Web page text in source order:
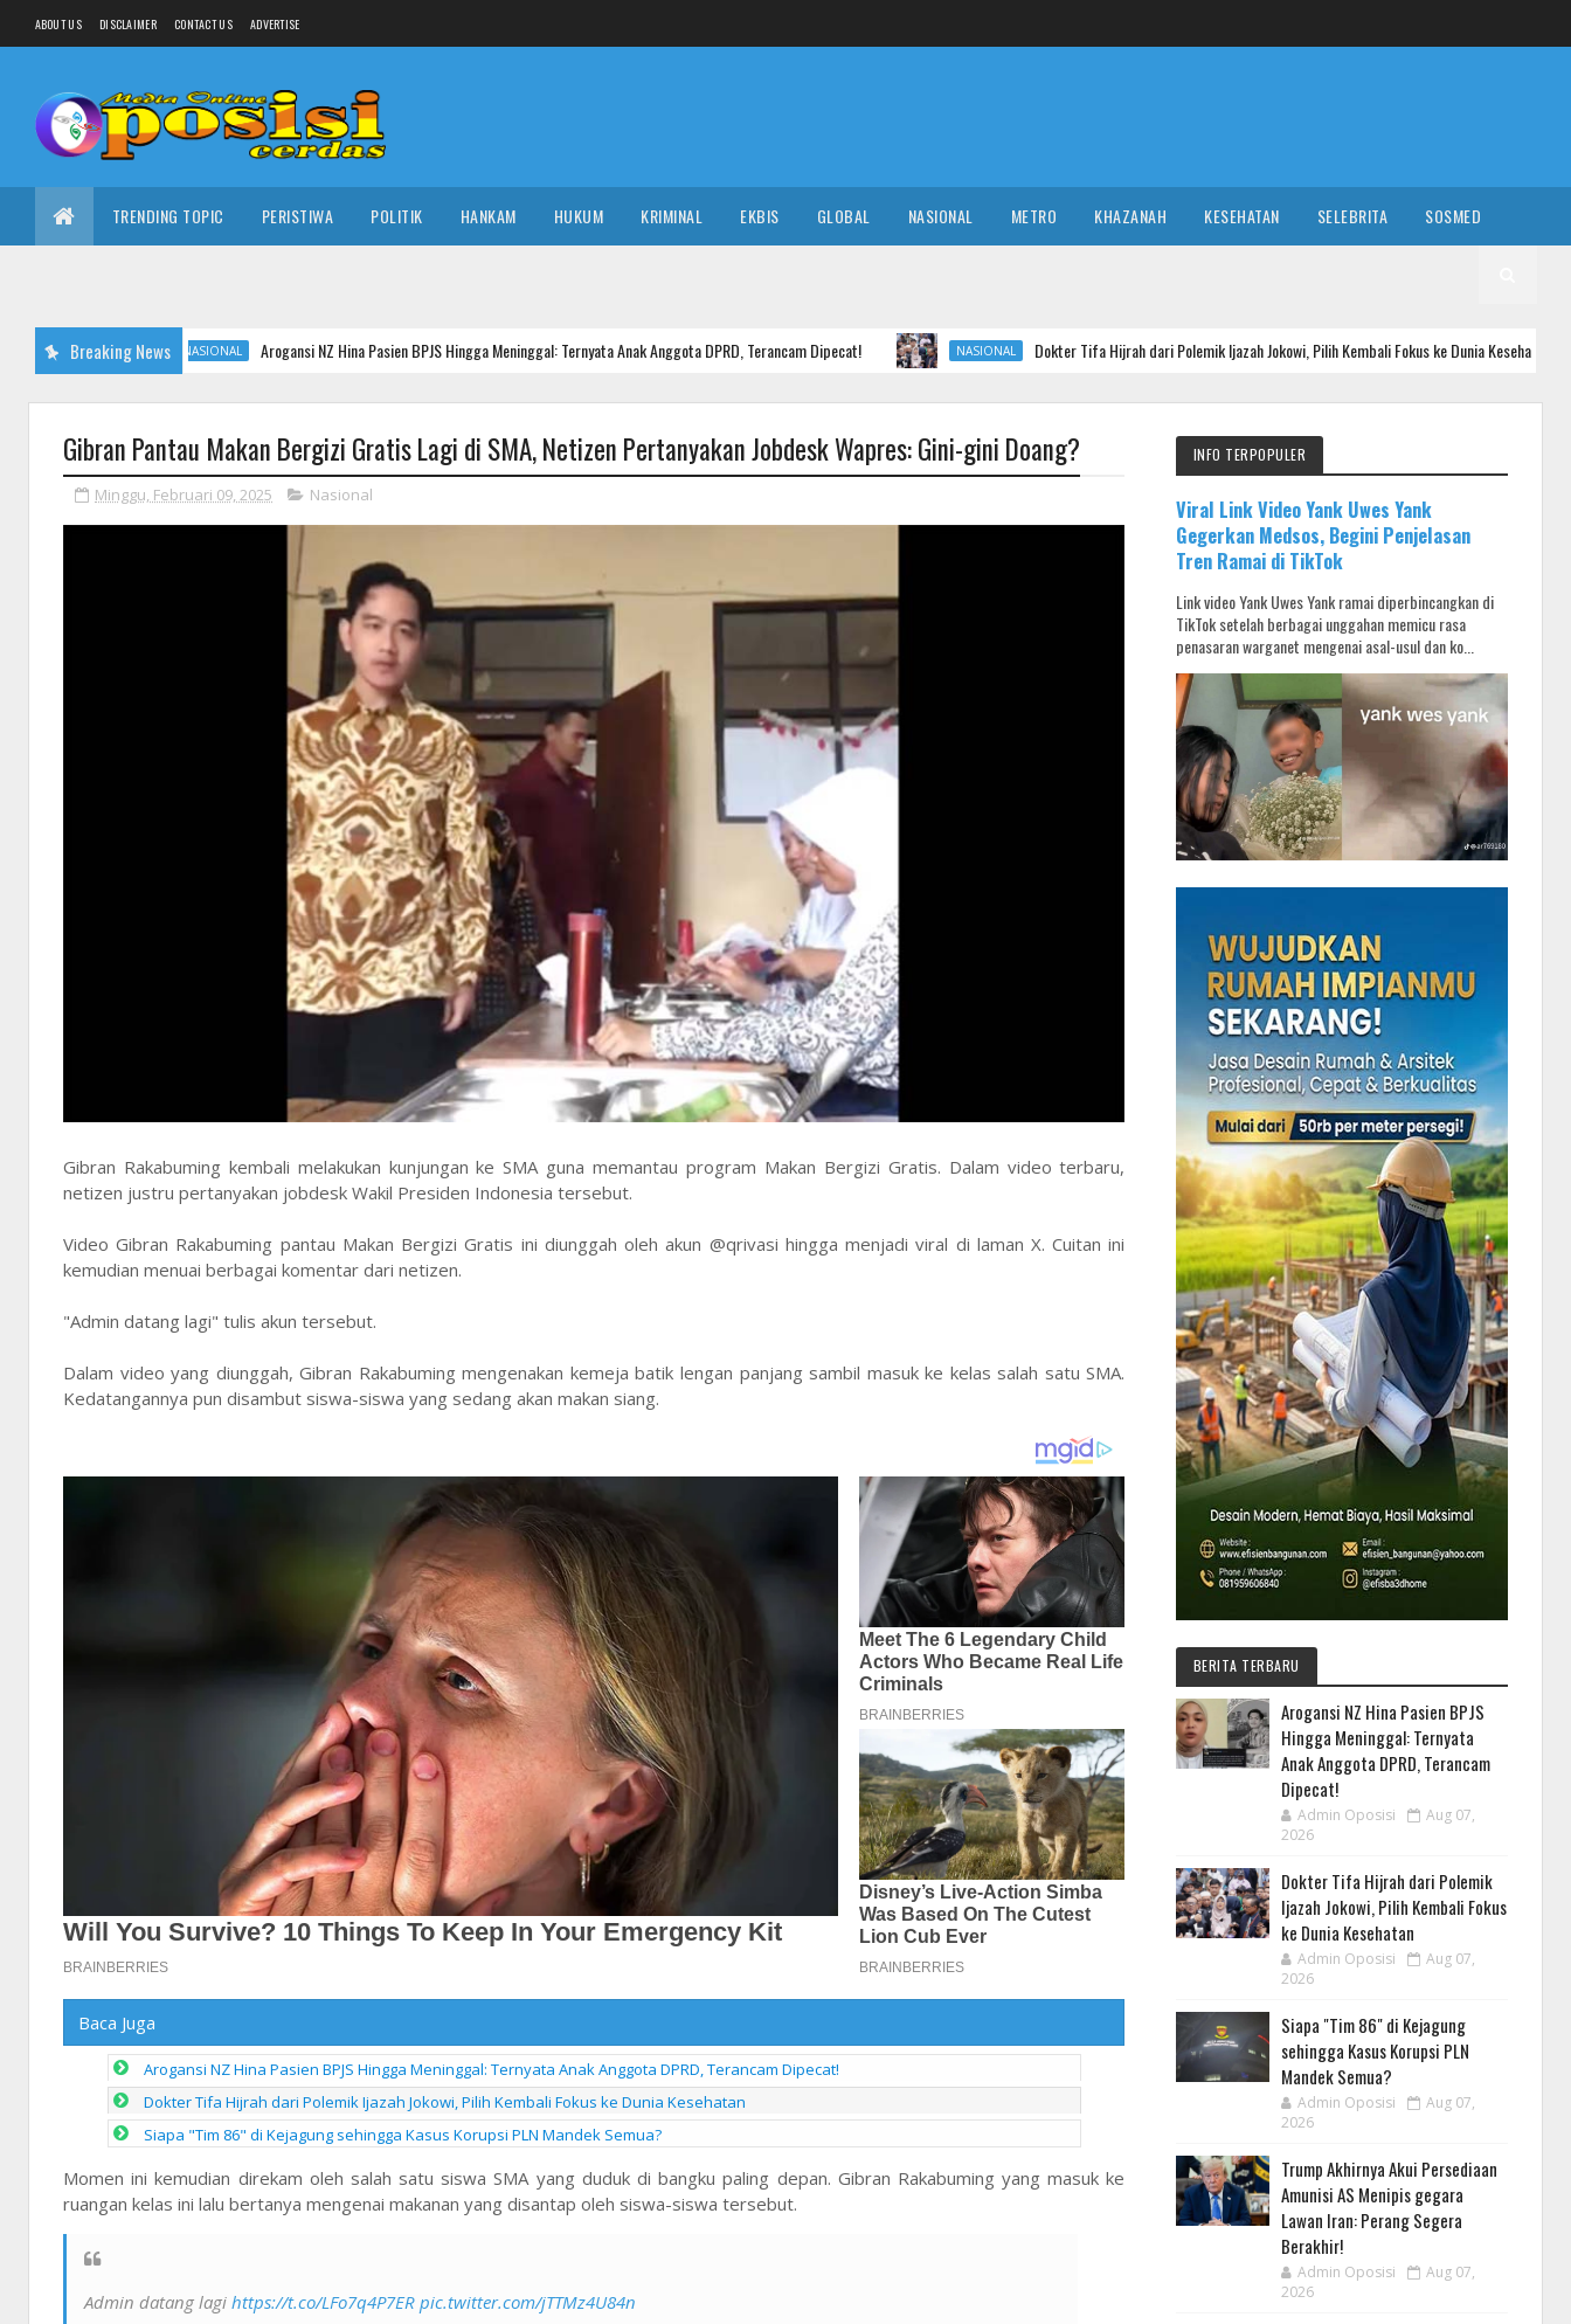
ABOUT US DISCLAIMER CONTACT US ADVERTISE
TRENDING TOPIC PERISTIWA POLITIK HANKAM HUKUM KRIMINAL EKBIS GLOBAL NASIONAL METRO KHAZANAH KESEHATAN SELEBRITA SOSMED
Breaking News
NASIONAL Arogansi NZ Hina Pasien BPJS Hingga Meninggal: Ternyata Anak Anggota DPRD, Terancam Dipecat! NASIONAL Dokter Tifa Hijrah dari Polemik Ijazah Jokowi, Pilih Kembali Fokus ke Dunia Kesehatan
Gibran Pantau Makan Bergizi Gratis Lagi di SMA, Netizen Pertanyakan Jobdesk Wapres: Gini-gini Doang?
Minggu, Februari 09, 2025 Nasional
Gibran Rakabuming kembali melakukan kunjungan ke SMA guna memantau program Makan Bergizi Gratis. Dalam video terbaru,
netizen justru pertanyakan jobdesk Wakil Presiden Indonesia tersebut.
Video Gibran Rakabuming pantau Makan Bergizi Gratis ini diunggah oleh akun @qrivasi hingga menjadi viral di laman X. Cuitan ini
kemudian menuai berbagai komentar dari netizen.
"Admin datang lagi" tulis akun tersebut.
Dalam video yang diunggah, Gibran Rakabuming mengenakan kemeja batik lengan panjang sambil masuk ke kelas salah satu SMA.
Kedatangannya pun disambut siswa-siswa yang sedang akan makan siang.
Baca Juga
Arogansi NZ Hina Pasien BPJS Hingga Meninggal: Ternyata Anak Anggota DPRD, Terancam Dipecat!
Dokter Tifa Hijrah dari Polemik Ijazah Jokowi, Pilih Kembali Fokus ke Dunia Kesehatan
Siapa "Tim 86" di Kejagung sehingga Kasus Korupsi PLN Mandek Semua?
Momen ini kemudian direkam oleh salah satu siswa SMA yang duduk di bangku paling depan. Gibran Rakabuming yang masuk ke
ruangan kelas ini lalu bertanya mengenai makanan yang disantap oleh siswa-siswa tersebut.
Admin datang lagi https://t.co/LFo7q4P7ER pic.twitter.com/jTTMz4U84n
INFO TERPOPULER
Viral Link Video Yank Uwes Yank
Gegerkan Medsos, Begini Penjelasan
Tren Ramai di TikTok
Link video Yank Uwes Yank ramai diperbincangkan di
TikTok setelah berbagai unggahan memicu rasa
penasaran warganet mengenai asal-usul dan ko...
BERITA TERBARU
Arogansi NZ Hina Pasien BPJS
Hingga Meninggal: Ternyata
Anak Anggota DPRD, Terancam
Dipecat!
Admin Oposisi
Aug 07,
2026
Dokter Tifa Hijrah dari Polemik
Ijazah Jokowi, Pilih Kembali Fokus
ke Dunia Kesehatan
Admin Oposisi
Aug 07,
2026
Siapa "Tim 86" di Kejagung
sehingga Kasus Korupsi PLN
Mandek Semua?
Admin Oposisi
Aug 07,
2026
Trump Akhirnya Akui Persediaan
Amunisi AS Menipis gegara
Lawan Iran: Perang Segera
Berakhir!
Admin Oposisi
Aug 07,
2026